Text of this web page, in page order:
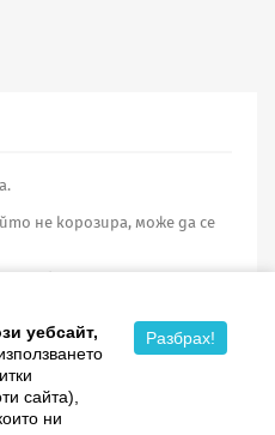
не корозира, може да се
уебсайт,
сайта),
ни
Разбрах!